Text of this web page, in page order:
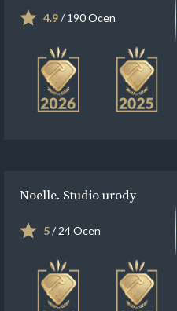
4.9/ 190 Ocen
Noelle. Studio urody
5/ 24 Ocen